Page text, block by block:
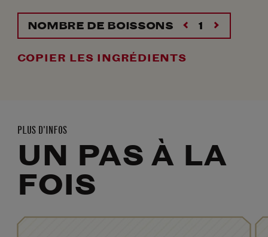
NOMBRE DE BOISSONS
COPIER LES INGRÉDIENTS
PLUS D'INFOS
UN PAS À LA
FOIS